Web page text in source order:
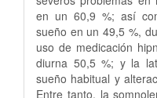
en un 60,9 %; así
sueño en un 49,5 %,
uso de medicación
diurna 50,5 %; y la
sueño habitual y
Entre tanto, la